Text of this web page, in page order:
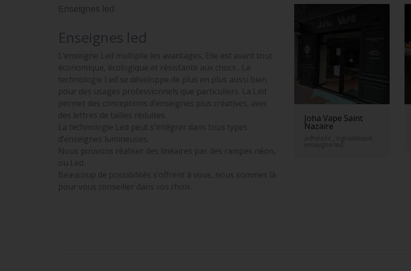
Enseignes led
Enseignes led
L’enseigne Led multiplie les avantages, Elle est avant tout
économique, écologique et résistante aux chocs . La
technologie Led se développe de plus en plus aussi bien
pour des usages professionnels que particuliers. La Led
permet des conceptions d’enseignes plus créatives, avec
des lettres de tailles réduites.
La technologie Led peut s’intégrer dans tous types
d’enseignes lumineuses.
Nous pouvons réaliser des linéaires par des rampes néon,
ou Led.
Beaucoup de possibilités s’offrent à vous, nous sommes là
pour vous conseiller dans vos choix.
Joha Vape Saint
Nazaire
adhésifs , signaletique,
enseigne led